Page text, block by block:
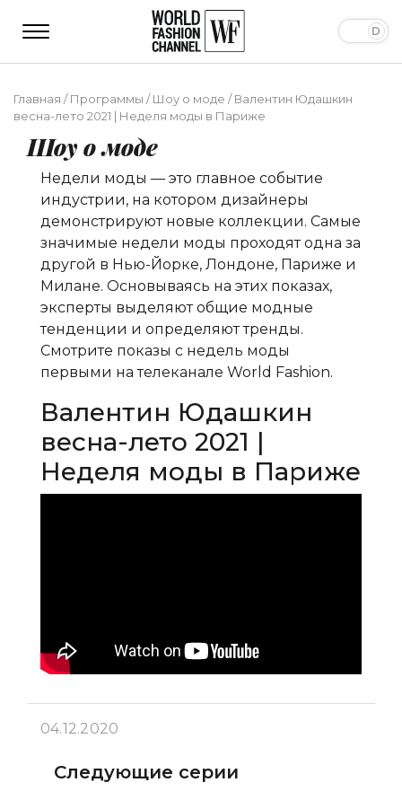
Главная /Программы /Шоу о моде /Валентин Юдашкин
весна-лето 2021 | Неделя моды в Париже
Шоу о моде
Недели моды — это главное событие
индустрии, на котором дизайнеры
демонстрируют новые коллекции. Самые
значимые недели моды проходят одна за
другой в Нью-Йорке, Лондоне, Париже и
Милане. Основываясь на этих показах,
эксперты выделяют общие модные
тенденции и определяют тренды.
Смотрите показы с недель моды
первыми на телеканале World Fashion.
Валентин Юдашкин
весна-лето 2021 |
Неделя моды в Париже
04.12.2020
Следующие серии